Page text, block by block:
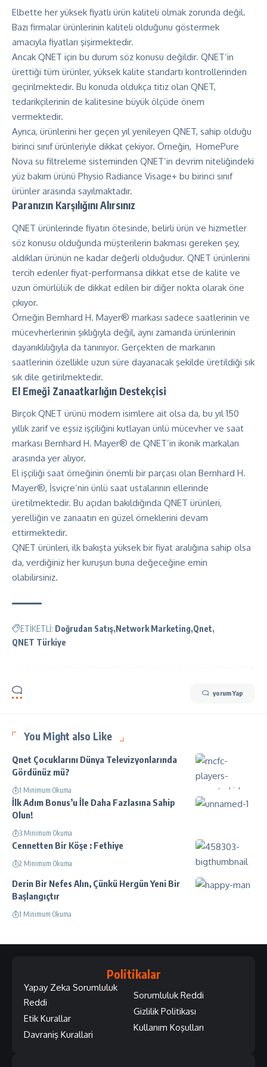
Elbette her yüksek fiyatlı ürün kaliteli olmak zorunda değil.
Bazı firmalar ürünlerinin kaliteli olduğunu göstermek
amacıyla fiyatları şişirmektedir.
Ancak QNET için bu durum söz konusu değildir. QNET’in
ürettiği tüm ürünler, yüksek kalite standartı kontrollerinden
geçirilmektedir. Bu konuda oldukça titiz olan QNET,
tedarikçilerinin de kalitesine büyük ölçüde önem
vermektedir.
Ayrıca, ürünlerini her geçen yıl yenileyen QNET, sahip olduğu
birinci sınıf ürünleriyle dikkat çekiyor. Örneğin, HomePure
Nova su filtreleme sisteminden QNET’in devrim niteliğindeki
yüz bakım ürünü Physio Radiance Visage+ bu birinci sınıf
ürünler arasında sayılmaktadır.
Paranızın Karşılığını Alırsınız
QNET ürünlerinde fiyatın ötesinde, belirli ürün ve hizmetler
söz konusu olduğunda müşterilerin bakması gereken şey,
aldıkları ürünün ne kadar değerli olduğudur. QNET ürünlerini
tercih edenler fiyat-performansa dikkat etse de kalite ve
uzun ömürlülük de dikkat edilen bir diğer nokta olarak öne
çıkıyor.
Örneğin Bernhard H. Mayer® markası sadece saatlerinin ve
mücevherlerinin şıklığıyla değil, aynı zamanda ürünlerinin
dayanıklılığıyla da tanınıyor. Gerçekten de markanın
saatlerinin özellikle uzun süre dayanacak şekilde üretildiği sık
sık dile getirilmektedir.
El Emeği Zanaatkarlığın Destekçisi
Birçok QNET ürünü modern isimlere ait olsa da, bu yıl 150
yıllık zarif ve eşsiz işçiliğini kutlayan ünlü mücevher ve saat
markası Bernhard H. Mayer® de QNET’in ikonik markaları
arasında yer alıyor.
El işçiliği saat örneğinin önemli bir parçası olan Bernhard H.
Mayer®, İsviçre’nin ünlü saat ustalarının ellerinde
üretilmektedir. Bu açıdan bakıldığında QNET ürünleri,
yerelliğin ve zanaatın en güzel örneklerini devam
ettirmektedir.
QNET ürünleri, ilk bakışta yüksek bir fiyat aralığına sahip olsa
da, verdiğiniz her kuruşun buna değeceğine emin
olabilirsiniz.
ETİKETLİ: Doğrudan Satış Network Marketing Qnet
QNET Türkiye
yorum Yap
You Might also Like
Qnet Çocuklarını Dünya Televizyonlarında
Gördünüz mü?
1 Minimum Okuma
İlk Adım Bonus’u İle Daha Fazlasına Sahip
Olun!
3 Minimum Okuma
Cennetten Bir Köşe : Fethiye
2 Minimum Okuma
Derin Bir Nefes Alın, Çünkü Hergün Yeni Bir
Başlangıçtır
1 Minimum Okuma
Politikalar
Yapay Zeka Sorumluluk
Reddi
Etik Kurallar
Davraniş Kurallari
Sorumluluk Reddi
Gizlilik Politikası
Kullanım Koşulları